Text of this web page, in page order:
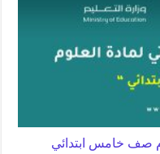
صف خامس ابتدائي